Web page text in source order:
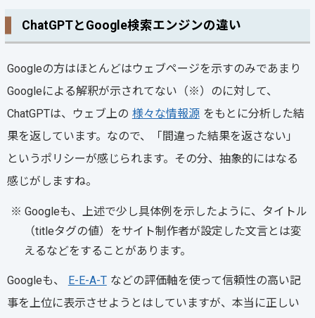
ChatGPTとGoogle検索エンジンの違い
Googleの方はほとんどはウェブページを示すのみであまり
Googleによる解釈が示されてない（※）のに対して、
ChatGPTは、ウェブ上の 様々な情報源 をもとに分析した結
果を返しています。なので、「間違った結果を返さない」
というポリシーが感じられます。その分、抽象的にはなる
感じがしますね。
※ Googleも、上述で少し具体例を示したように、タイトル
（titleタグの値）をサイト制作者が設定した文言とは変
えるなどをすることがあります。
Googleも、 E-E-A-T などの評価軸を使って信頼性の高い記
事を上位に表示させようとはしていますが、本当に正しい